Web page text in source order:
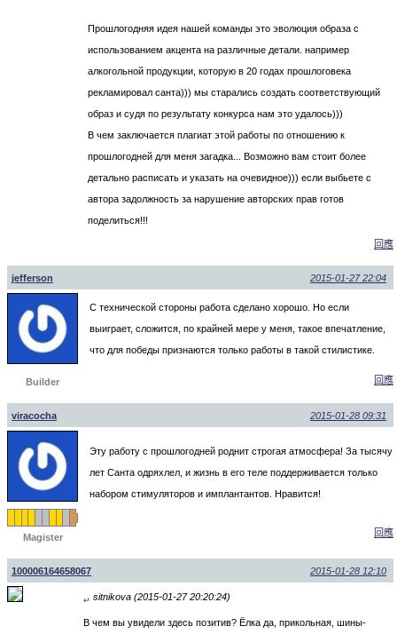
Прошлогодняя идея нашей команды это эволюция образа с
использованием акцента на различные детали. например
алкогольной продукции, которую в 20 годах прошлоговека
рекламировал санта))) мы старались создать соответствующий
образ и судя по результату конкурса нам это удалось)))
В чем заключается плагиат этой работы по отношению к
прошлогодней для меня загадка... Возможно вам стоит более
детально расписать и указать на очевидное))) если выбьете с
автора задолжность за нарушение авторских прав готов
поделиться!!!
回應
jefferson 2015-01-27 22:04
Builder
С технической стороны работа сделано хорошо. Но если
выиграет, сложится, по крайней мере у меня, такое впечатление,
что для победы признаются только работы в такой стилистике.
回應
viracocha 2015-01-28 09:31
Magister
Эту работу с прошлогодней роднит строгая атмосфера! За тысячу
лет Санта одряхлел, и жизнь в его теле поддерживается только
набором стимуляторов и имплантантов. Нравится!
回應
100006164658067 2015-01-28 12:10
↵ sitnikova (2015-01-27 20:20:24)
В чем вы увидели здесь позитив? Ёлка да, прикольная, шины-